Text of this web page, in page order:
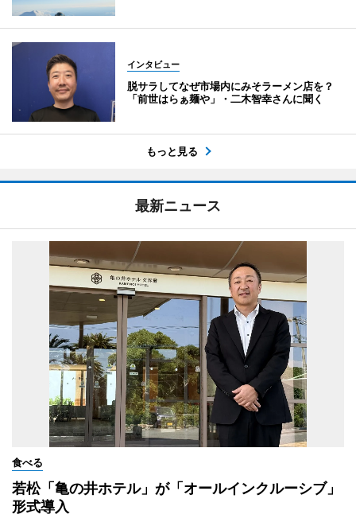
インタビュー
脱サラしてなぜ市場内にみそラーメン店を？
「前世はらぁ麺や」・二木智幸さんに聞く
もっと見る
最新ニュース
食べる
若松「亀の井ホテル」が「オールインクルーシブ」
形式導入